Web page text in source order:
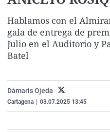
Hablamos con el
gala de entrega de
Julio en el Auditorio y
Batel
Dámaris Ojeda
Cartagena 03.07.2025 13:45